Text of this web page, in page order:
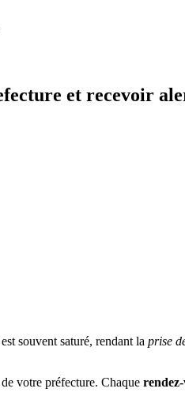
et recevoir
souvent saturé, rendant la prise
votre préfecture. Chaque